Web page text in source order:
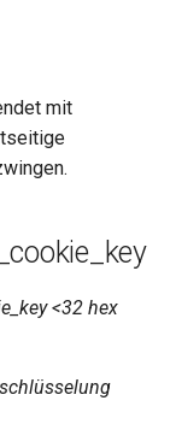
mit
<32 hex